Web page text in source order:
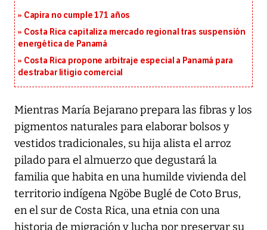
Capira no cumple 171 años
Costa Rica capitaliza mercado regional tras suspensión
energética de Panamá
Costa Rica propone arbitraje especial a Panamá para
destrabar litigio comercial
Mientras María Bejarano prepara las fibras y los
pigmentos naturales para elaborar bolsos y
vestidos tradicionales, su hija alista el arroz
pilado para el almuerzo que degustará la
familia que habita en una humilde vivienda del
territorio indígena Ngöbe Buglé de Coto Brus,
en el sur de Costa Rica, una etnia con una
historia de migración y lucha por preservar su